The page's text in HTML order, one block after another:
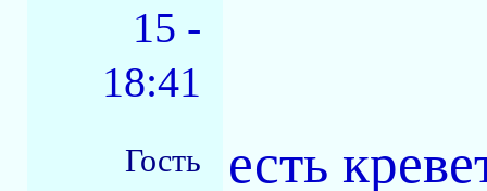
15 -
18:41
Гость
есть